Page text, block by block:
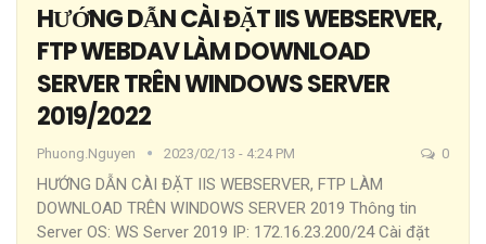
HƯỚNG DẪN CÀI ĐẶT IIS WEBSERVER,
FTP WEBDAV LÀM DOWNLOAD
SERVER TRÊN WINDOWS SERVER
2019/2022
Phuong.nguyen 2023/02/13 - 4:24 PM 0
HƯỚNG DẪN CÀI ĐẶT IIS WEBSERVER, FTP LÀM
DOWNLOAD TRÊN WINDOWS SERVER 2019 Thông tin
Server OS: WS Server 2019 IP: 172.16.23.200/24Cài đặt